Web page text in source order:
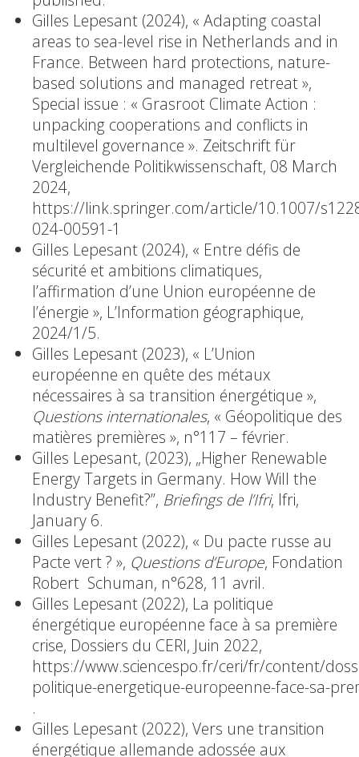
Gilles Lepesant (2024), « Adapting coastal
areas to sea-level rise in Netherlands and in
France. Between hard protections, nature-
based solutions and managed retreat »,
Special issue : « Grasroot Climate Action :
unpacking cooperations and conflicts in
multilevel governance ». Zeitschrift für
Vergleichende Politikwissenschaft, 08 March
2024,
https://link.springer.com/article/10.1007/
024-00591-1
Gilles Lepesant (2024), « Entre défis de
sécurité et ambitions climatiques,
l’affirmation d’une Union européenne de
l’énergie », L’Information géographique,
2024/1/5.
Gilles Lepesant (2023), « L’Union
européenne en quête des métaux
nécessaires à sa transition énergétique »,
Questions internationales, « Géopolitique des
matières premières », n°117 – février.
Gilles Lepesant, (2023), „Higher Renewable
Energy Targets in Germany. How Will the
Industry Benefit?”, Briefings de l’Ifri, Ifri,
January 6.
Gilles Lepesant (2022), « Du pacte russe au
Pacte vert ? », Questions d’Europe, Fondation
Robert Schuman, n°628, 11 avril.
Gilles Lepesant (2022), La politique
énergétique européenne face à sa première
crise, Dossiers du CERI, Juin 2022,
https://www.sciencespo.fr/ceri/fr/content/
politique-energetique-europeenne-face-sa-
.
Gilles Lepesant (2022), Vers une transition
énergétique allemande adossée aux